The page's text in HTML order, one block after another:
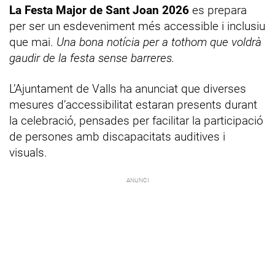
La Festa Major de Sant Joan 2026 es prepara
per ser un esdeveniment més accessible i inclusiu
que mai. Una bona notícia per a tothom que voldrà
gaudir de la festa sense barreres.
L’Ajuntament de Valls ha anunciat que diverses
mesures d’accessibilitat estaran presents durant
la celebració, pensades per facilitar la participació
de persones amb discapacitats auditives i
visuals.